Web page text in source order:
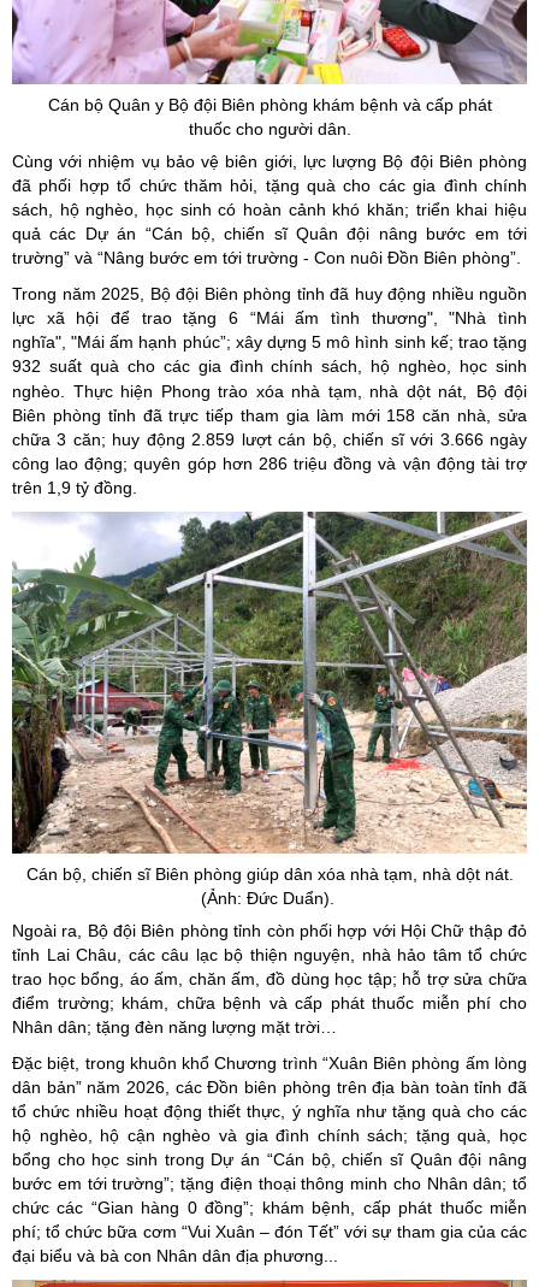
Cán bộ Quân y Bộ đội Biên phòng khám bệnh và cấp phát
thuốc cho người dân.
Cùng với nhiệm vụ bảo vệ biên giới, lực lượng Bộ đội Biên phòng
đã phối hợp tổ chức thăm hỏi, tặng quà cho các gia đình chính
sách, hộ nghèo, học sinh có hoàn cảnh khó khăn; triển khai hiệu
quả các Dự án “Cán bộ, chiến sĩ Quân đội nâng bước em tới
trường” và “Nâng bước em tới trường - Con nuôi Đồn Biên phòng”.
Trong năm 2025, Bộ đội Biên phòng tỉnh đã huy động nhiều nguồn
lực xã hội để trao tặng 6 “Mái ấm tình thương", "Nhà tình
nghĩa", "Mái ấm hạnh phúc”; xây dựng 5 mô hình sinh kế; trao tặng
932 suất quà cho các gia đình chính sách, hộ nghèo, học sinh
nghèo. Thực hiện Phong trào xóa nhà tạm, nhà dột nát,
Bộ đội
Biên phòng tỉnh đã trực tiếp tham gia làm mới 158 căn nhà, sửa
chữa 3 căn; huy động 2.859 lượt cán bộ, chiến sĩ với 3.666 ngày
công lao động; quyên góp hơn 286 triệu đồng và vận động tài trợ
trên 1,9 tỷ đồng.
Cán bộ, chiến sĩ Biên phòng giúp dân xóa nhà tạm, nhà dột nát.
(Ảnh: Đức Duẩn).
Ngoài ra, Bộ đội Biên phòng tỉnh còn phối hợp với Hội Chữ thập đỏ
tỉnh Lai Châu, các câu lạc bộ thiện nguyện, nhà hảo tâm tổ chức
trao học bổng, áo ấm, chăn ấm, đồ dùng học tập; hỗ trợ sửa chữa
điểm trường; khám, chữa bệnh và cấp phát thuốc miễn phí cho
Nhân dân; tặng đèn năng lượng mặt trời…
Đặc biệt, trong khuôn khổ Chương trình “Xuân Biên phòng ấm lòng
dân bản” năm 2026, các Đồn biên phòng trên địa bàn toàn tỉnh đã
tổ chức nhiều hoạt động thiết thực, ý nghĩa như tặng quà cho các
hộ nghèo, hộ cận nghèo và gia đình chính sách; tặng quà, học
bổng cho học sinh trong Dự án “Cán bộ, chiến sĩ Quân đội nâng
bước em tới trường”; tặng điện thoại thông minh cho Nhân dân; tổ
chức các “Gian hàng 0 đồng”; khám bệnh, cấp phát thuốc miễn
phí; tổ chức bữa cơm “Vui Xuân – đón Tết” với sự tham gia của các
đại biểu và bà con Nhân dân địa phương...